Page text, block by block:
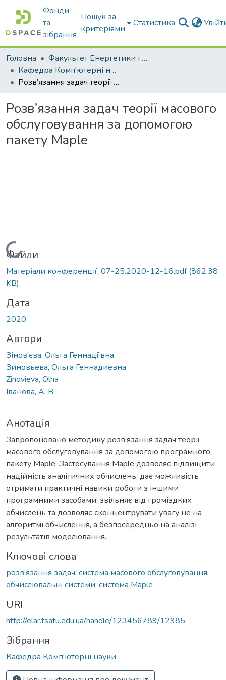
Фонди
та
зібрання
Пошук за
критеріями
Статистика
Головна
Факультет Енергетики і комп'ютерних технологій
Кафедра Комп'ютерні науки
Розв’язання задач теорії масового обслуговування за допомогою пакету Maple
Розв’язання задач теорії масового
обслуговування за допомогою
пакету Maple
Вантажиться...
Файли
Матеріали конференції_07-25.2020-12-16.pdf(862.38
KB)
Дата
2020
Автори
Зінов'єва, Ольга Геннадіївна
Зиновьева, Ольга Геннадиевна
Zinovieva, Olha
Іванова, А. В.
Анотація
Запропоновано методику розв’язання задач теорії
масового обслуговування за допомогою програмного
пакету Maple. Застосування Maple дозволяє підвищити
надійність аналітичних обчислень, дає можливість
отримати практичні навики роботи з іншими
програмними засобами, звільняє від громіздких
обчислень та дозволяє сконцентрувати увагу не на
алгоритмі обчислення, а безпосередньо на аналізі
результатів моделювання.
Ключові слова
розв’язання задач, система масового обслуговування,
обчислювальні системи, система Maple
URI
http://elar.tsatu.edu.ua/handle/123456789/12985
Зібрання
Кафедра Комп'ютерні науки